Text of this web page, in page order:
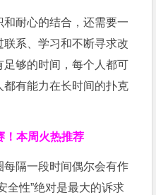
耐心的结合，还需要一
系、学习和不断寻求改
够的时间，每个人都可
都有能力在长时间的扑克
！本周火热推荐
隔一段时间偶尔会有作
全性”绝对是最大的诉求